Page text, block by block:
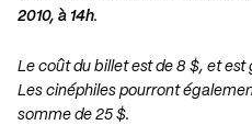
2010, à 14h.
Le coût du billet est de 8 $, et est
Les cinéphiles pourront
somme de 25 $.